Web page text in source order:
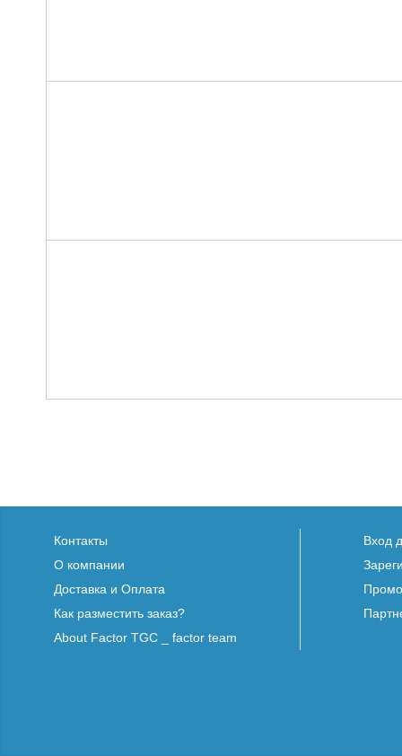
Контакты
О компании
Доставка и Оплата
Как разместить заказ?
About Factor TGC _ factor team
Вход